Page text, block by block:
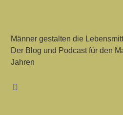
Männer gestalten die
Der Blog und Podcast für den
Jahren